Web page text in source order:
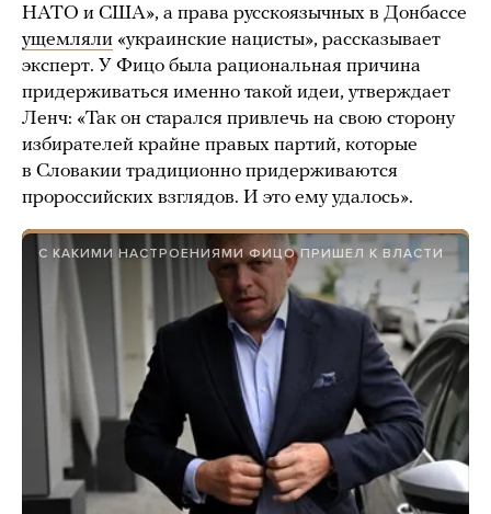
НАТО и США», а права русскоязычных в Донбассе
ущемляли «украинские нацисты», рассказывает
эксперт. У Фицо была рациональная причина
придерживаться именно такой идеи, утверждает
Ленч: «Так он старался привлечь на свою сторону
избирателей крайне правых партий, которые
в Словакии традиционно придерживаются
пророссийских взглядов. И это ему удалось».
С КАКИМИ НАСТРОЕНИЯМИ ФИЦО ПРИШЕЛ К ВЛАСТИ